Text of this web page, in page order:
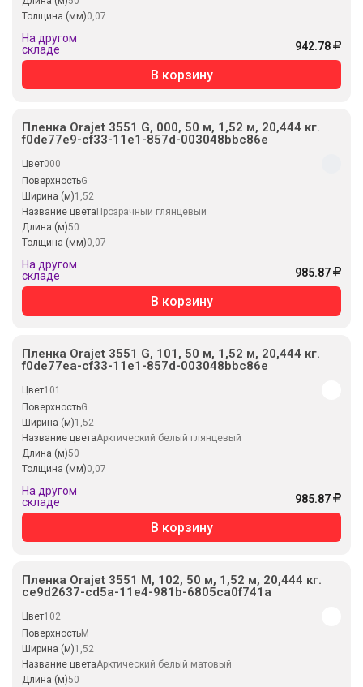
Толщина (мм)0,07
На другом
складе
942.78
В корзину
Пленка Orajet 3551 G, 000, 50 м, 1,52 м, 20,444 кг.
f0de77e9-cf33-11e1-857d-003048bbc86e
Цвет000
ПоверхностьG
Ширина (м)1,52
Название цвета Прозрачный глянцевый
Длина (м)50
Толщина (мм)0,07
На другом
складе
985.87
В корзину
Пленка Orajet 3551 G, 101, 50 м, 1,52 м, 20,444 кг.
f0de77ea-cf33-11e1-857d-003048bbc86e
Цвет101
ПоверхностьG
Ширина (м)1,52
Название цветаАрктический белый глянцевый
Длина (м)50
Толщина (мм)0,07
На другом
складе
985.87
В корзину
Пленка Orajet 3551 M, 102, 50 м, 1,52 м, 20,444 кг.
ce9d2637-cd5a-11e4-981b-6805ca0f741a
Цвет102
ПоверхностьM
Ширина (м)1,52
Название цветаАрктический белый матовый
Длина (м)50